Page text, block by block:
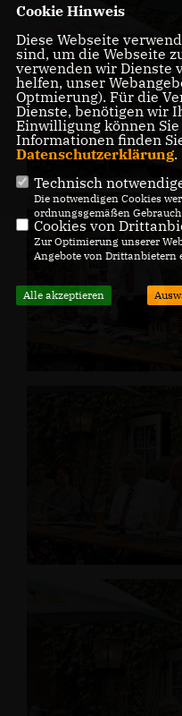
Cookie Hinweis
Diese Webseite
sind, um die Webseite
verwenden wir Dienste
helfen, unser
Optmierung). Für die
Dienste, benötigen wir
Einwilligung können
Informationen finden
Datenschutzerklärung.
Technisch
Die notwendigen Cookies
ordnungsgemäßen
Cookies von
Zur Optimierung unserer
Angebote von Drittanbietern
Alle akzeptieren